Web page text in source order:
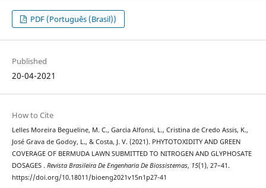
PDF (Português (Brasil))
Published
20-04-2021
How to Cite
Lelles Moreira Begueline, M. C., Garcia Alfonsi, L., Cristina de Credo Assis, K.,
José Grava de Godoy, L., & Costa, J. V. (2021). PHYTOTOXIDITY AND GREEN
COVERAGE OF BERMUDA LAWN SUBMITTED TO NITROGEN AND GLYPHOSATE
DOSAGES . Revista Brasileira De Engenharia De Biossistemas, 15(1), 27–41.
https://doi.org/10.18011/bioeng2021v15n1p27-41